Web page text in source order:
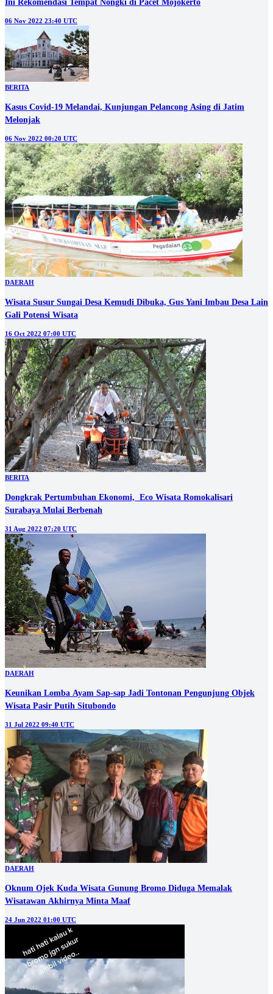
Ini Rekomendasi Tempat Nongki di Pacet Mojokerto
06 Nov 2022 23:40 UTC
BERITA
Kasus Covid-19 Melandai, Kunjungan Pelancong Asing di Jatim
Melonjak
06 Nov 2022 00:20 UTC
DAERAH
Wisata Susur Sungai Desa Kemudi Dibuka, Gus Yani Imbau Desa Lain
Gali Potensi Wisata
16 Oct 2022 07:00 UTC
BERITA
Dongkrak Pertumbuhan Ekonomi, Eco Wisata Romokalisari
Surabaya Mulai Berbenah
31 Aug 2022 07:20 UTC
DAERAH
Keunikan Lomba Ayam Sap-sap Jadi Tontonan Pengunjung Objek
Wisata Pasir Putih Situbondo
31 Jul 2022 09:40 UTC
DAERAH
Oknum Ojek Kuda Wisata Gunung Bromo Diduga Memalak
Wisatawan Akhirnya Minta Maaf
24 Jun 2022 01:00 UTC